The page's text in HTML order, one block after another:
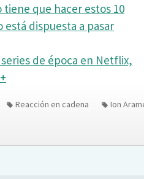
que hacer estos 10
dispuesta a pasar
de época en Netflix,
Reacción en cadena Ion